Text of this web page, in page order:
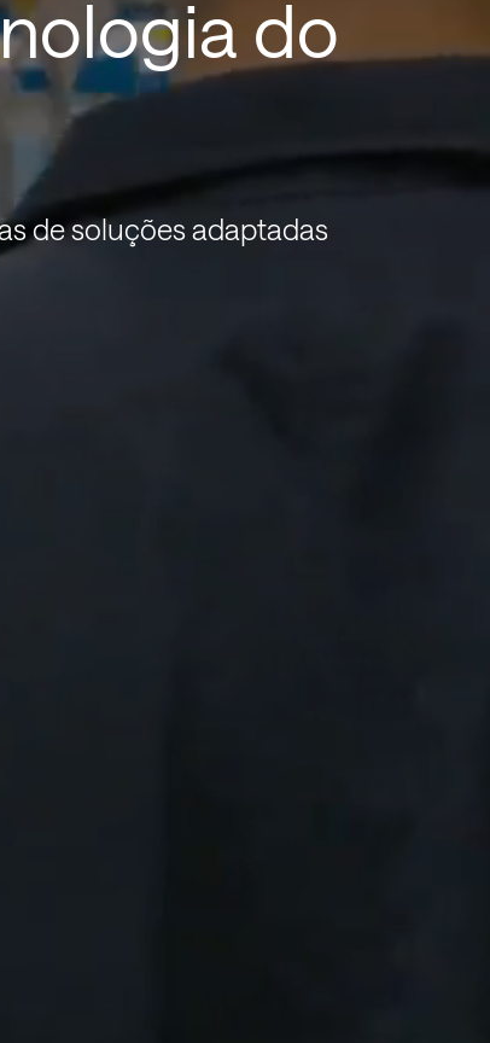
do
de soluções adaptadas